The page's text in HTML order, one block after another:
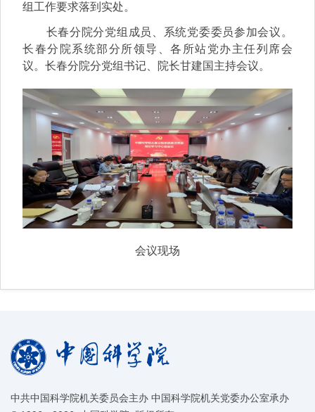
组工作要求落到实处。
长春分院分党组成员、系统党委委员参加会议。
长春分院系统部分所领导、各所站党办主任列席会
议。长春分院分党组书记、院长甘建国主持会议。
会议现场
中共中国科学院机关委员会主办 中国科学院机关党委办公室承办